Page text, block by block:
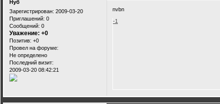
Нуб
Зарегистрирован: 2009-03-20
Приглашений: 0
Сообщений: 0
Уважение: +0
Позитив: +0
Провел на форуме:
Не определено
Последний визит:
2009-03-20 08:42:21
nvbn
-1